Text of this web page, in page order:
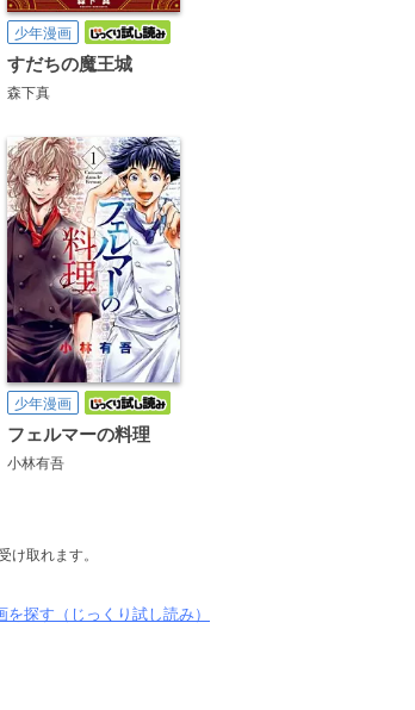
少年漫画
すだちの魔王城
森下真
少年漫画
フェルマーの料理
小林有吾
け取れます。
を探す（じっくり試し読み）